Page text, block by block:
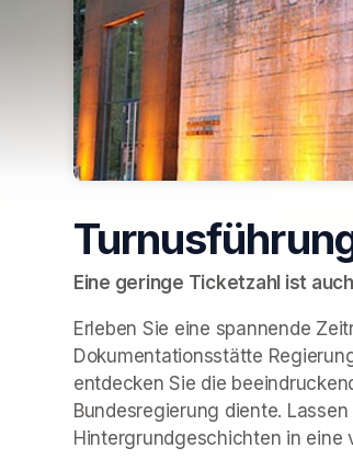
Eine geringe Ticketzahl ist
Erleben Sie eine spannende
Dokumentationsstätte
entdecken Sie die
Bundesregierung diente.
Hintergrundgeschichten in eine